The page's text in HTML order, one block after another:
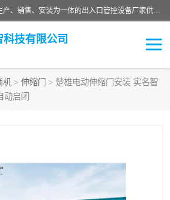
云南实名智科技有限公司是生产、销售、安装为一体的出入口管控设备厂家供应商。主营:电动伸缩门、道闸、广告道闸、重型空降闸、车牌识别、门禁通道、升降柱、岗亭、旗杆等智能设备。主营产品: 电动伸缩门,道闸门禁,车牌识别 生产、销售、安装为一体的出入口管控设备厂家源头供应商。
技有限公司
机 > 伸缩门
> 楚雄电动伸缩门安装 实名智
动启闭
通道闸系列